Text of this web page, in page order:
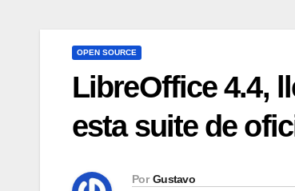
OPEN SOURCE
LibreOffice 4.4,
esta suite de
Por Gustavo